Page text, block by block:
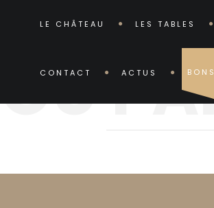
LE CHÂTEAU LES TABLES
CONTACT ACTUS
OÙ